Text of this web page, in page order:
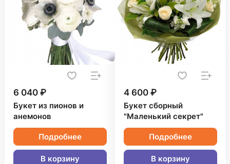
6 040 ₽
Букет из пионов и
анемонов
Подробнее
В корзину
4 600 ₽
Букет сборный
"Маленький секрет"
Подробнее
В корзину